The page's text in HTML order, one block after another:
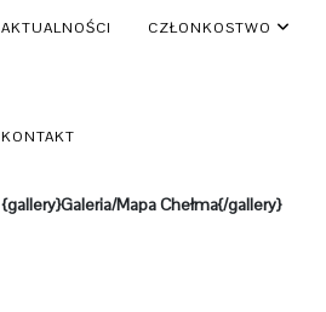
AKTUALNOŚCI CZŁONKOSTWO
KONTAKT
{gallery}Galeria/Mapa Chełma{/gallery}